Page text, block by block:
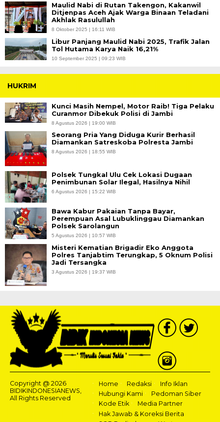
Maulid Nabi di Rutan Takengon, Kakanwil
Ditjenpas Aceh Ajak Warga Binaan Teladani
Akhlak Rasulullah
8 Oktober 2025 | 16:11 WIB
Libur Panjang Maulid Nabi 2025, Trafik Jalan
Tol Hutama Karya Naik 16,21%
10 September 2025 | 09:23 WIB
HUKRIM
Kunci Masih Nempel, Motor Raib! Tiga Pelaku
Curanmor Dibekuk Polisi di Jambi
8 Agustus 2026 | 19:00 WIB
Seorang Pria Yang Diduga Kurir Berhasil
Diamankan Satreskoba Polresta Jambi
8 Agustus 2026 | 18:55 WIB
Polsek Tungkal Ulu Cek Lokasi Dugaan
Penimbunan Solar Ilegal, Hasilnya Nihil
6 Agustus 2026 | 15:22 WIB
Bawa Kabur Pakaian Tanpa Bayar,
Perempuan Asal Lubuklinggau Diamankan
Polsek Sarolangun
5 Agustus 2026 | 10:57 WIB
Misteri Kematian Brigadir Eko Anggota
Polres Tanjabtim Terungkap, 5 Oknum Polisi
Jadi Tersangka
3 Agustus 2026 | 19:37 WIB
Copyright @ 2026
BIDIKINDONESIANEWS,
All Rights Reserved
Home Redaksi
Info Iklan
Hubungi Kami
Pedoman Siber
Kode Etik
Media Partner
Hak Jawab & Koreksi Berita